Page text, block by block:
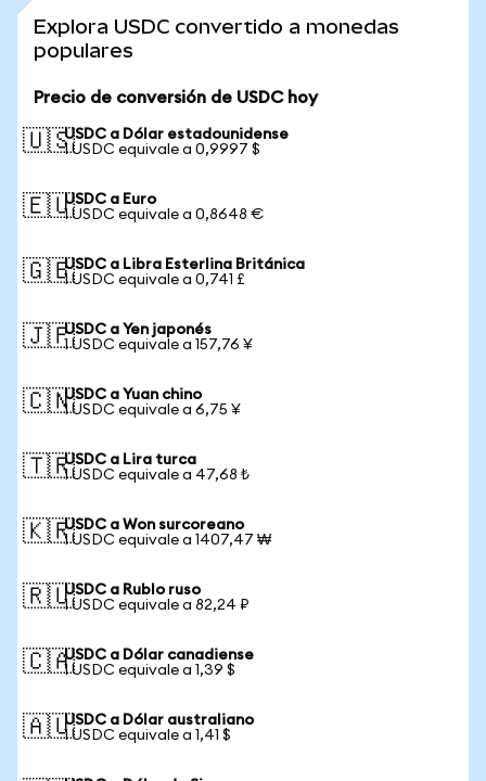
Explora USDC convertido a monedas
populares
Precio de conversión de USDC hoy
🇺🇸USDC a Dólar estadounidense
1 USDC equivale a 0,9997 $
🇪🇺USDC a Euro
1 USDC equivale a 0,8648 €
🇬🇧USDC a Libra Esterlina Británica
1 USDC equivale a 0,741 £
🇯🇵USDC a Yen japonés
1 USDC equivale a 157,76 ¥
🇨🇳USDC a Yuan chino
1 USDC equivale a 6,75 ¥
🇹🇷USDC a Lira turca
1 USDC equivale a 47,68 ₺
🇰🇷USDC a Won surcoreano
1 USDC equivale a 1407,47 ₩
🇷🇺USDC a Rublo ruso
1 USDC equivale a 82,24 ₽
🇨🇦USDC a Dólar canadiense
1 USDC equivale a 1,39 $
🇦🇺USDC a Dólar australiano
1 USDC equivale a 1,41 $